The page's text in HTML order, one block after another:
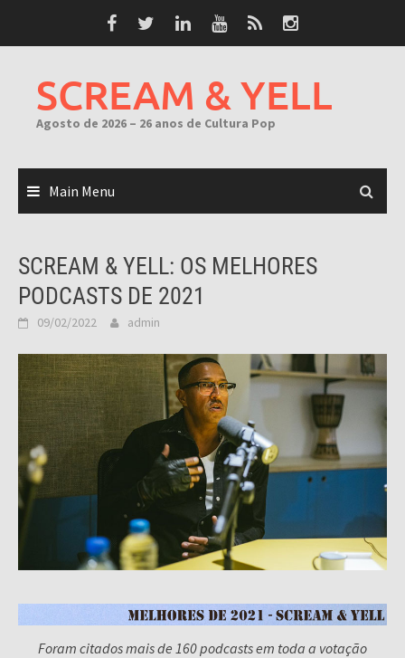
SCREAM & YELL
Agosto de 2026 – 26 anos de Cultura Pop
Main Menu
SCREAM & YELL: OS MELHORES
PODCASTS DE 2021
09/02/2022 admin
Foram citados mais de 160 podcasts em toda a votação